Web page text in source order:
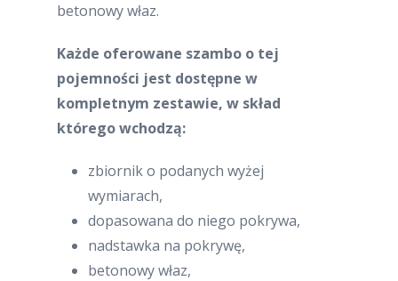
betonowy właz.
Każde oferowane szambo o tej
pojemności jest dostępne w
kompletnym zestawie, w skład
którego wchodzą:
zbiornik o podanych wyżej
wymiarach,
dopasowana do niego pokrywa,
nadstawka na pokrywę,
betonowy właz,